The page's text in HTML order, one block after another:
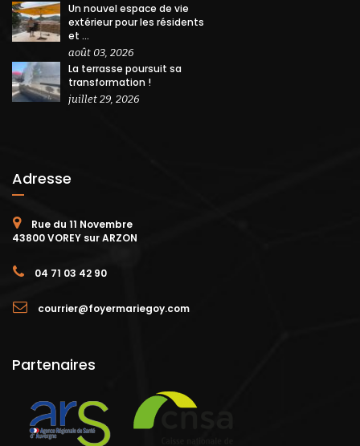
Un nouvel espace de vie
extérieur pour les résidents
et ...
août 03, 2026
La terrasse poursuit sa
transformation !
juillet 29, 2026
Adresse
Rue du 11 Novembre
43800 VOREY sur ARZON
04 71 03 42 90
courrier@foyermariegoy.com
Partenaires